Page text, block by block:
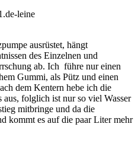
ausrüstet, hängt
des Einzelnen und
ab. Ich führe nur einen
Gummi, als Pütz und einen
dem Kentern hebe ich die
aus, folglich ist nur so viel Wasser
mitbringe und da die
kommt es auf die paar Liter mehr